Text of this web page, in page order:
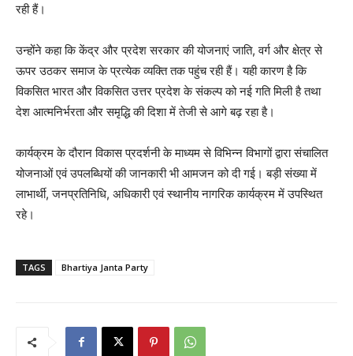
रही हैं।
उन्होंने कहा कि केंद्र और प्रदेश सरकार की योजनाएं जाति, वर्ग और क्षेत्र से
ऊपर उठकर समाज के प्रत्येक व्यक्ति तक पहुंच रही हैं। यही कारण है कि
विकसित भारत और विकसित उत्तर प्रदेश के संकल्प को नई गति मिली है तथा
देश आत्मनिर्भरता और समृद्धि की दिशा में तेजी से आगे बढ़ रहा है।
कार्यक्रम के दौरान विकास प्रदर्शनी के माध्यम से विभिन्न विभागों द्वारा संचालित
योजनाओं एवं उपलब्धियों की जानकारी भी आमजन को दी गई। बड़ी संख्या में
लाभार्थी, जनप्रतिनिधि, अधिकारी एवं स्थानीय नागरिक कार्यक्रम में उपस्थित
रहे।
TAGS Bhartiya Janta Party